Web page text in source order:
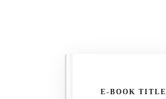
E-BOOK TITLE